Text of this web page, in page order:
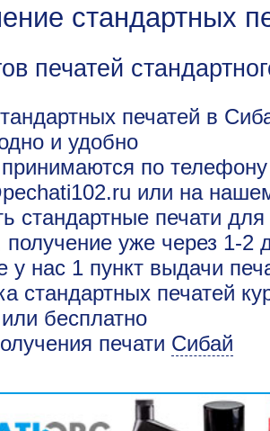
стандартных
печатей
печатей в
и удобно
по
или на
стандартные печати
получение уже через 1-2
у нас 1 пункт выдачи
стандартных печатей
бесплатно
печати Сибай